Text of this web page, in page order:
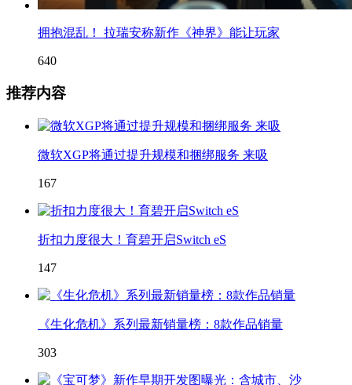
拥抱混乱！ 拉瑞安称新作《神界》能让玩家
640
推荐内容
微软XGP将通过提升规模和捆绑服务 来吸
167
折扣力度很大！育碧开启Switch eS
147
《生化危机》系列最新销量榜：8款作品销量
303